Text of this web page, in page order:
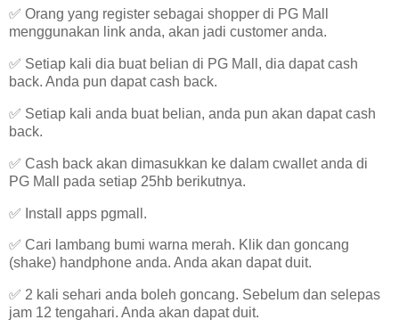
✅ Orang yang register sebagai shopper di PG Mall
menggunakan link anda, akan jadi customer anda.
✅ Setiap kali dia buat belian di PG Mall, dia dapat cash
back. Anda pun dapat cash back.
✅ Setiap kali anda buat belian, anda pun akan dapat cash
back.
✅ Cash back akan dimasukkan ke dalam cwallet anda di
PG Mall pada setiap 25hb berikutnya.
✅ Install apps pgmall.
✅ Cari lambang bumi warna merah. Klik dan goncang
(shake) handphone anda. Anda akan dapat duit.
✅ 2 kali sehari anda boleh goncang. Sebelum dan selepas
jam 12 tengahari. Anda akan dapat duit.